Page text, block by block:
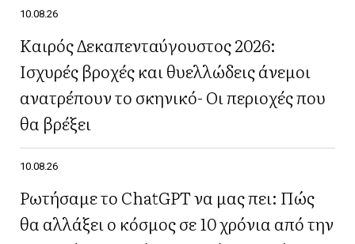
10.08.26
Καιρός Δεκαπενταύγουστος 2026:
Ισχυρές βροχές και θυελλώδεις άνεμοι
ανατρέπουν το σκηνικό- Οι περιοχές που
θα βρέξει
10.08.26
Ρωτήσαμε το ChatGPT να μας πει: Πώς
θα αλλάξει ο κόσμος σε 10 χρόνια από την